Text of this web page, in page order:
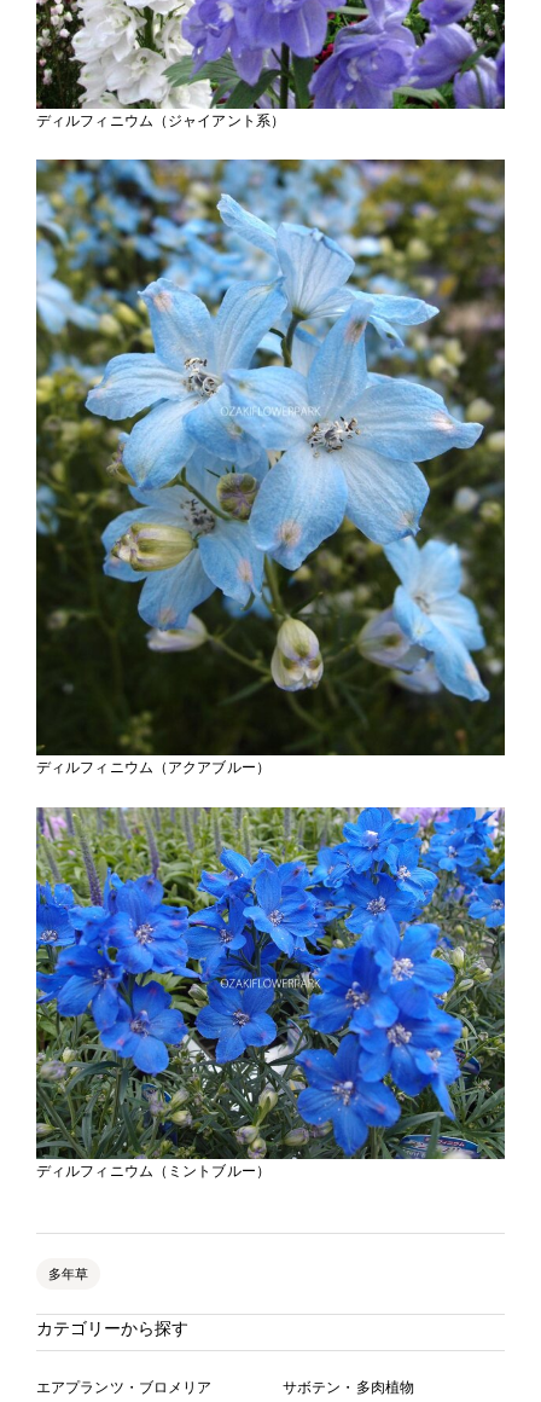
ディルフィニウム（ジャイアント系）
ディルフィニウム（アクアブルー）
ディルフィニウム（ミントブルー）
多年草
カテゴリーから探す
エアプランツ・ブロメリア サボテン・多肉植物